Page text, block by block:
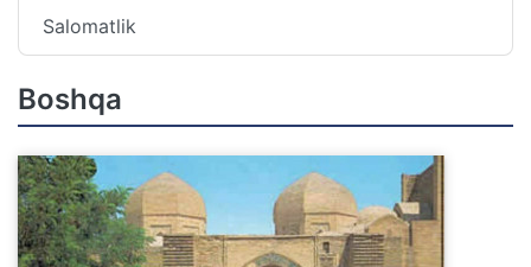
Salomatlik
Boshqa